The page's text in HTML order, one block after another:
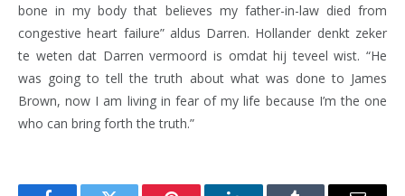
bone in my body that believes my father-in-law died from
congestive heart failure” aldus Darren. Hollander denkt zeker
te weten dat Darren vermoord is omdat hij teveel wist. “He
was going to tell the truth about what was done to James
Brown, now I am living in fear of my life because I’m the one
who can bring forth the truth.”